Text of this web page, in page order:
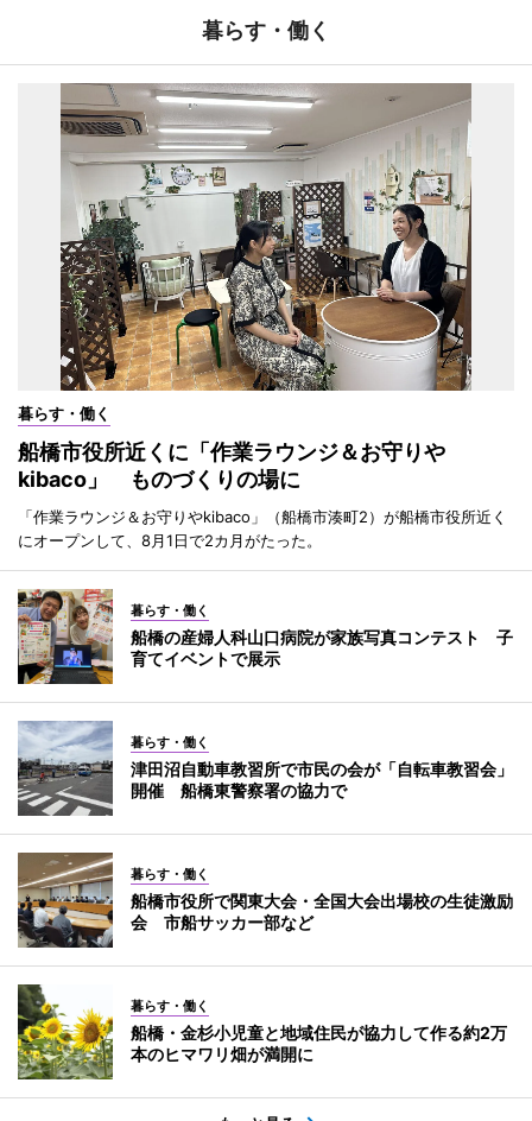
暮らす・働く
暮らす・働く
船橋市役所近くに「作業ラウンジ＆お守りや
kibaco」 ものづくりの場に
「作業ラウンジ＆お守りやkibaco」（船橋市湊町2）が船橋市役所近く
にオープンして、8月1日で2カ月がたった。
暮らす・働く
船橋の産婦人科山口病院が家族写真コンテスト 子
育てイベントで展示
暮らす・働く
津田沼自動車教習所で市民の会が「自転車教習会」
開催 船橋東警察署の協力で
暮らす・働く
船橋市役所で関東大会・全国大会出場校の生徒激励
会 市船サッカー部など
暮らす・働く
船橋・金杉小児童と地域住民が協力して作る約2万
本のヒマワリ畑が満開に